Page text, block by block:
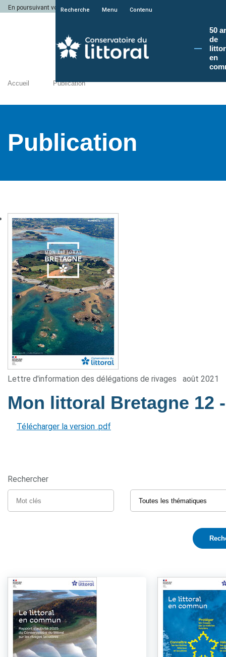
En poursuivant votre navigation sur le site du Conservatoire du littoral, vous
Recherche Menu Contenu
50
de
en
Accueil Publication
Publication
Lettre d'information des délégations de rivages août 2021
Mon littoral Bretagne 12
Télécharger la version .pdf
Rechercher